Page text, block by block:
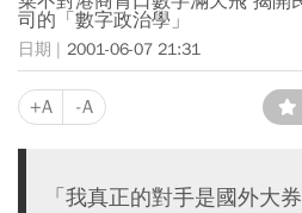
司的「數字政治學」
2001-06-07 21:31
+A -A
「我真正的對手是國外大